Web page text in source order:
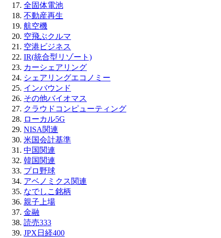
全固体電池
不動産再生
航空機
空飛ぶクルマ
空港ビジネス
IR(統合型リゾート)
カーシェアリング
シェアリングエコノミー
インバウンド
その他バイオマス
クラウドコンピューティング
ローカル5G
NISA関連
米国会計基準
中国関連
韓国関連
プロ野球
アベノミクス関連
なでしこ銘柄
親子上場
金融
読売333
JPX日経400